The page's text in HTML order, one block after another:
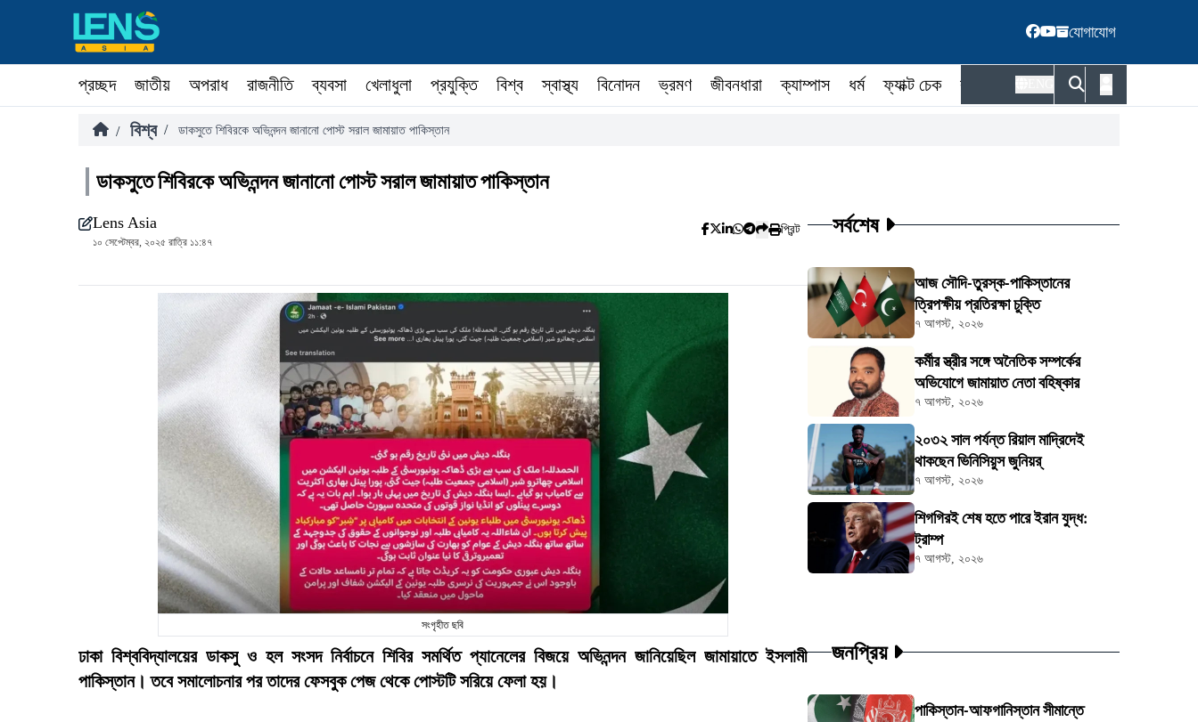
যোগাযোগ
প্রচ্ছদ জাতীয় অপরাধ রাজনীতি ব্যবসা খেলাধুলা প্রযুক্তি বিশ্ব স্বাস্থ্য বিনোদন ভ্রমণ জীবনধারা ক্যাম্পাস ধর্ম ফ্যাক্ট চেক কর্মকর্তা
/ বিশ্ব / ডাকসুতে শিবিরকে অভিনন্দন জানানো পোস্ট সরাল জামায়াত পাকিস্তান
ডাকসুতে শিবিরকে অভিনন্দন জানানো পোস্ট সরাল জামায়াত পাকিস্তান
Lens Asia
১০ সেপ্টেম্বর, ২০২৫ রাত্রি ১১:৪৭
প্রিন্ট
সংগৃহীত ছবি
ঢাকা বিশ্ববিদ্যালয়ের ডাকসু ও হল সংসদ নির্বাচনে শিবির সমর্থিত প্যানেলের বিজয়ে অভিনন্দন জানিয়েছিল জামায়াতে ইসলামী
পাকিস্তান। তবে সমালোচনার পর তাদের ফেসবুক পেজ থেকে পোস্টটি সরিয়ে ফেলা হয়।
সর্বশেষ
আজ সৌদি-তুরস্ক-পাকিস্তানের
ত্রিপক্ষীয় প্রতিরক্ষা চুক্তি
৭ আগস্ট, ২০২৬
কর্মীর স্ত্রীর সঙ্গে অনৈতিক সম্পর্কের
অভিযোগে জামায়াত নেতা বহিষ্কার
৭ আগস্ট, ২০২৬
২০৩২ সাল পর্যন্ত রিয়াল মাদ্রিদেই
থাকছেন ভিনিসিয়ুস জুনিয়র্
৭ আগস্ট, ২০২৬
শিগগিরই শেষ হতে পারে ইরান যুদ্ধ:
ট্রাম্প
৭ আগস্ট, ২০২৬
জনপ্রিয়
পাকিস্তান-আফগানিস্তান সীমান্তে